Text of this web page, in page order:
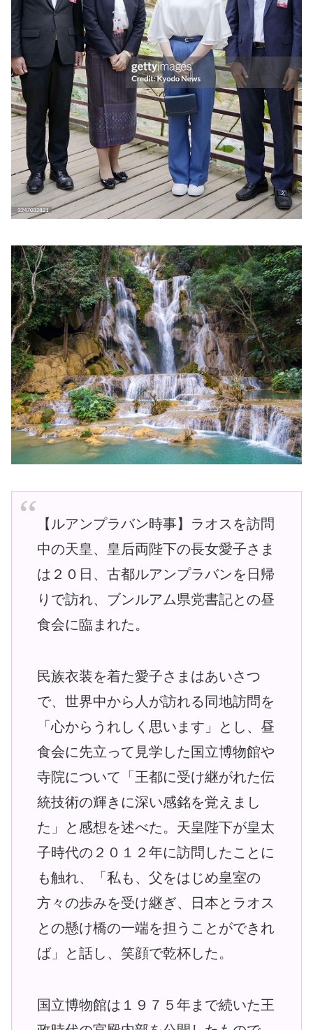
【ルアンプラバン時事】ラオスを訪問
中の天皇、皇后両陛下の長女愛子さま
は２０日、古都ルアンプラバンを日帰
りで訪れ、ブンルアム県党書記との昼
食会に臨まれた。
民族衣装を着た愛子さまはあいさつ
で、世界中から人が訪れる同地訪問を
「心からうれしく思います」とし、昼
食会に先立って見学した国立博物館や
寺院について「王都に受け継がれた伝
統技術の輝きに深い感銘を覚えまし
た」と感想を述べた。天皇陛下が皇太
子時代の２０１２年に訪問したことに
も触れ、「私も、父をはじめ皇室の
方々の歩みを受け継ぎ、日本とラオス
との懸け橋の一端を担うことができれ
ば」と話し、笑顔で乾杯した。
国立博物館は１９７５年まで続いた王